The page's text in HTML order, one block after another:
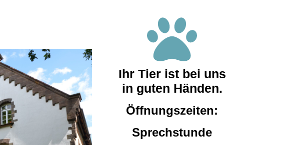
Ihr Tier ist bei uns
in guten Händen.
Öffnungszeiten:
Sprechstunde